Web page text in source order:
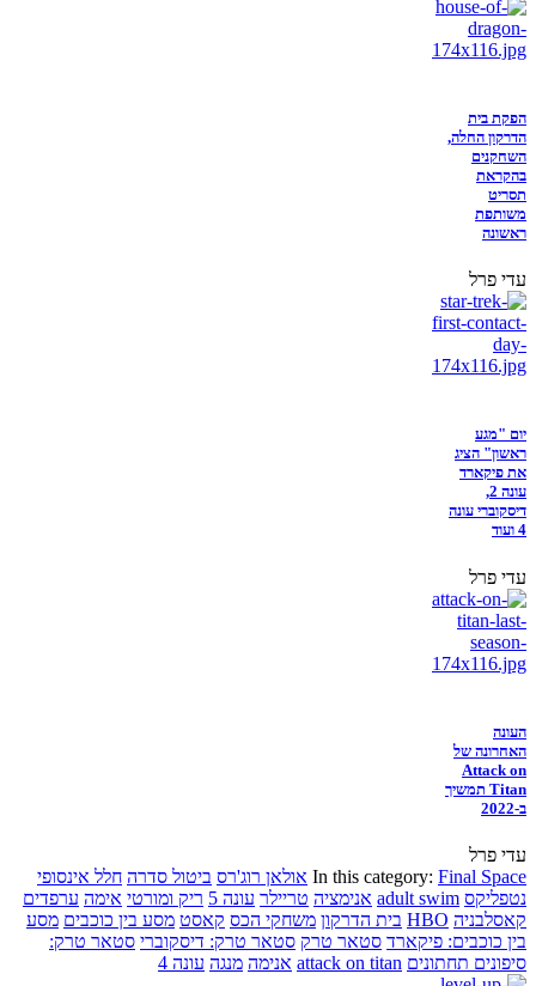
הפקת בית
הדרקון החלה,
השחקנים
בהקראת
תסריט
משותפת
ראשונה
עדי פרל
יום "מגע
ראשון" הציג
את פיקארד
עונה 2,
דיסקוברי עונה
4 ועוד
עדי פרל
העונה
האחרונה של
Attack on
Titan תמשיך
ב-2022
עדי פרל
In this category: Final Space אולאן רוג'רס ביטול סדרה חלל אינסופי
נטפליקס adult swim אנימציה טריילר עונה 5 ריק ומורטי אימה ערפדים
קאסלבניה HBO בית הדרקון משחקי הכס קאסט מסע בין כוכבים מסע
בין כוכבים: פיקארד סטאר טרק סטאר טרק: דיסקוברי סטאר טרק:
סיפונים תחתונים attack on titan אנימה מנגה עונה 4